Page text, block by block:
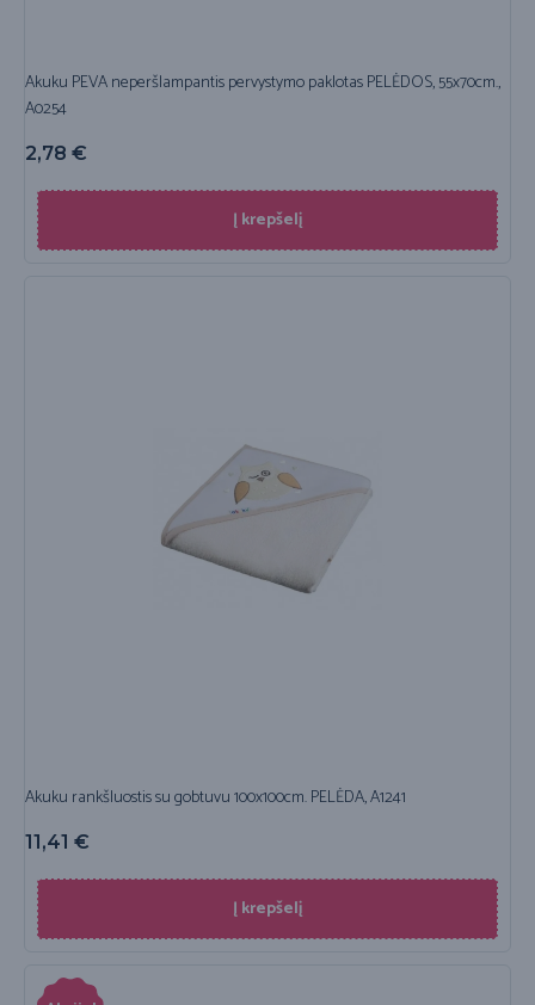
Akuku PEVA neperšlampantis pervystymo paklotas PELĖDOS, 55x70cm.,
A0254
2,78 €
Į krepšelį
Akuku rankšluostis su gobtuvu 100x100cm. PELĖDA, A1241
11,41 €
Į krepšelį